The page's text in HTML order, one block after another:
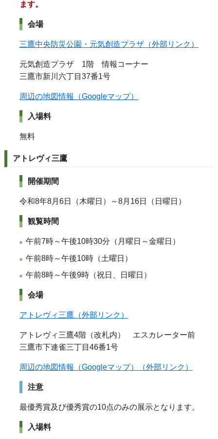
ます。
会場
三鷹中央防災公園・元気創造プラザ（外部リンク）
元気創造プラザ 1階 情報コーナー
三鷹市新川六丁目37番1号
周辺の地図情報（Googleマップ）
入場料
無料
アトレヴィ三鷹
開催期間
令和8年8月6日（木曜日）～8月16日（日曜日）
観覧時間
午前7時～午後10時30分（月曜日～金曜日）
午前8時～午後10時（土曜日）
午前8時～午後9時（祝日、日曜日）
会場
アトレヴィ三鷹（外部リンク）
アトレヴィ三鷹4階（改札内） エスカレーター前
三鷹市下連雀三丁目46番1号
周辺の地図情報（Googleマップ）（外部リンク）
注意
最優秀賞及び優秀賞の10点のみの展示となります。
入場料